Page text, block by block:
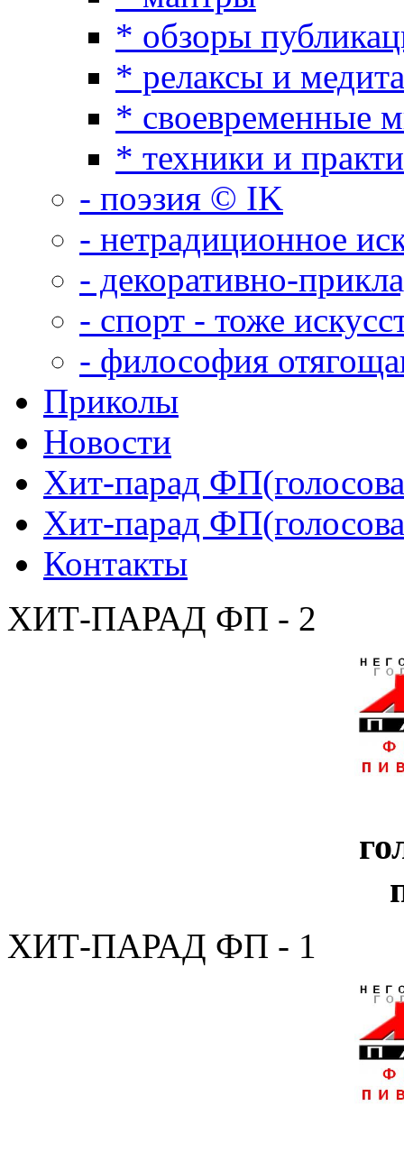
* обзоры
* релаксы и
* своевременные
* техники и
- поэзия © IK
- нетрадиционное
- декоративно-
- спорт - тоже
- философия
Приколы
Новости
Хит-парад
Хит-парад
Контакты
ХИТ-ПАРАД ФП - 2
ХИТ-ПАРАД ФП - 1